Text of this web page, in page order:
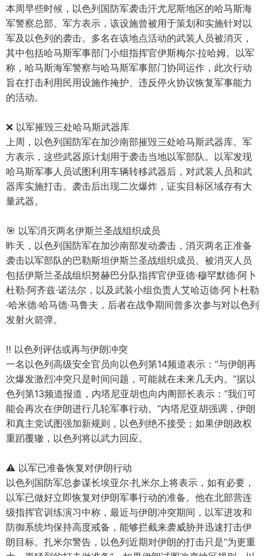
本周早些时候，以色列国防军袭击汗尤尼斯地区的哈马斯海
军警察总部。军方表示，该设施曾被用于策划和实施针对以
军及以色列的袭击。多名在该地点活动的武装人员被消灭，
其中包括哈马斯军事部门小组指挥官伊斯梅尔·拉哈姆。以军
称，哈马斯海军警察与哈马斯军事部门协同运作，此次行动
旨在打击利用民用设施作掩护、违反停火协议恢复军事能力
的活动。
❌ 以军摧毁三处哈马斯武器库
上周，以色列国防军在加沙南部摧毁三处哈马斯武器库。军
方表示，这些武器原计划用于袭击当地以军部队。以军发现
哈马斯军事人员试图利用车辆转移武器后，对武装人员和武
器库实施打击。袭击后出现二次爆炸，证实目标区域存有大
量武器。
🎯 以军消灭两名伊斯兰圣战组织成员
昨天，以色列国防军在加沙南部发动袭击，消灭两名正准备
袭击以军部队的巴勒斯坦伊斯兰圣战组织成员。被消灭人员
包括伊斯兰圣战组织努赫巴分队指挥官伊亚德·穆罕默德·阿卜
杜勒·阿齐兹·诺法尔，以及武装小组负责人艾哈迈德·阿卜杜勒
·哈米德·哈马德·马鲁夫，后者在战争期间曾多次参与对以色列
发射火箭弹。
‼️ 以色列评估或再与伊朗冲突
一名以色列高级安全官员向以色列第14频道表示：“与伊朗再
次爆发激烈冲突只是时间问题，可能就在未来几天内。”据以
色列第13频道报道，内塔尼亚胡也向内阁部长表示：“我们可
能会再次在伊朗进行几轮军事行动。”内塔尼亚胡强调，伊朗
和真主党试图强加新规则，以色列绝不接受；如果伊朗政权
重蹈覆辙，以色列将以武力回应。
⚠️ 以军已准备恢复对伊朗行动
以色列国防军总参谋长埃亚尔·扎米尔上将表示，如有必要，
以军已做好立即恢复对伊朗军事行动的准备。他在北部营连
级指挥官训练演习中称，最近与伊朗冲突期间，以军进攻和
防御系统均保持高度戒备，能够拦截来袭威胁并迅速打击伊
朗目标。扎米尔警告，以色列近期对伊朗的打击只是“为更重